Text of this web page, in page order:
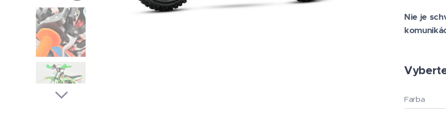
Nie je
Farba